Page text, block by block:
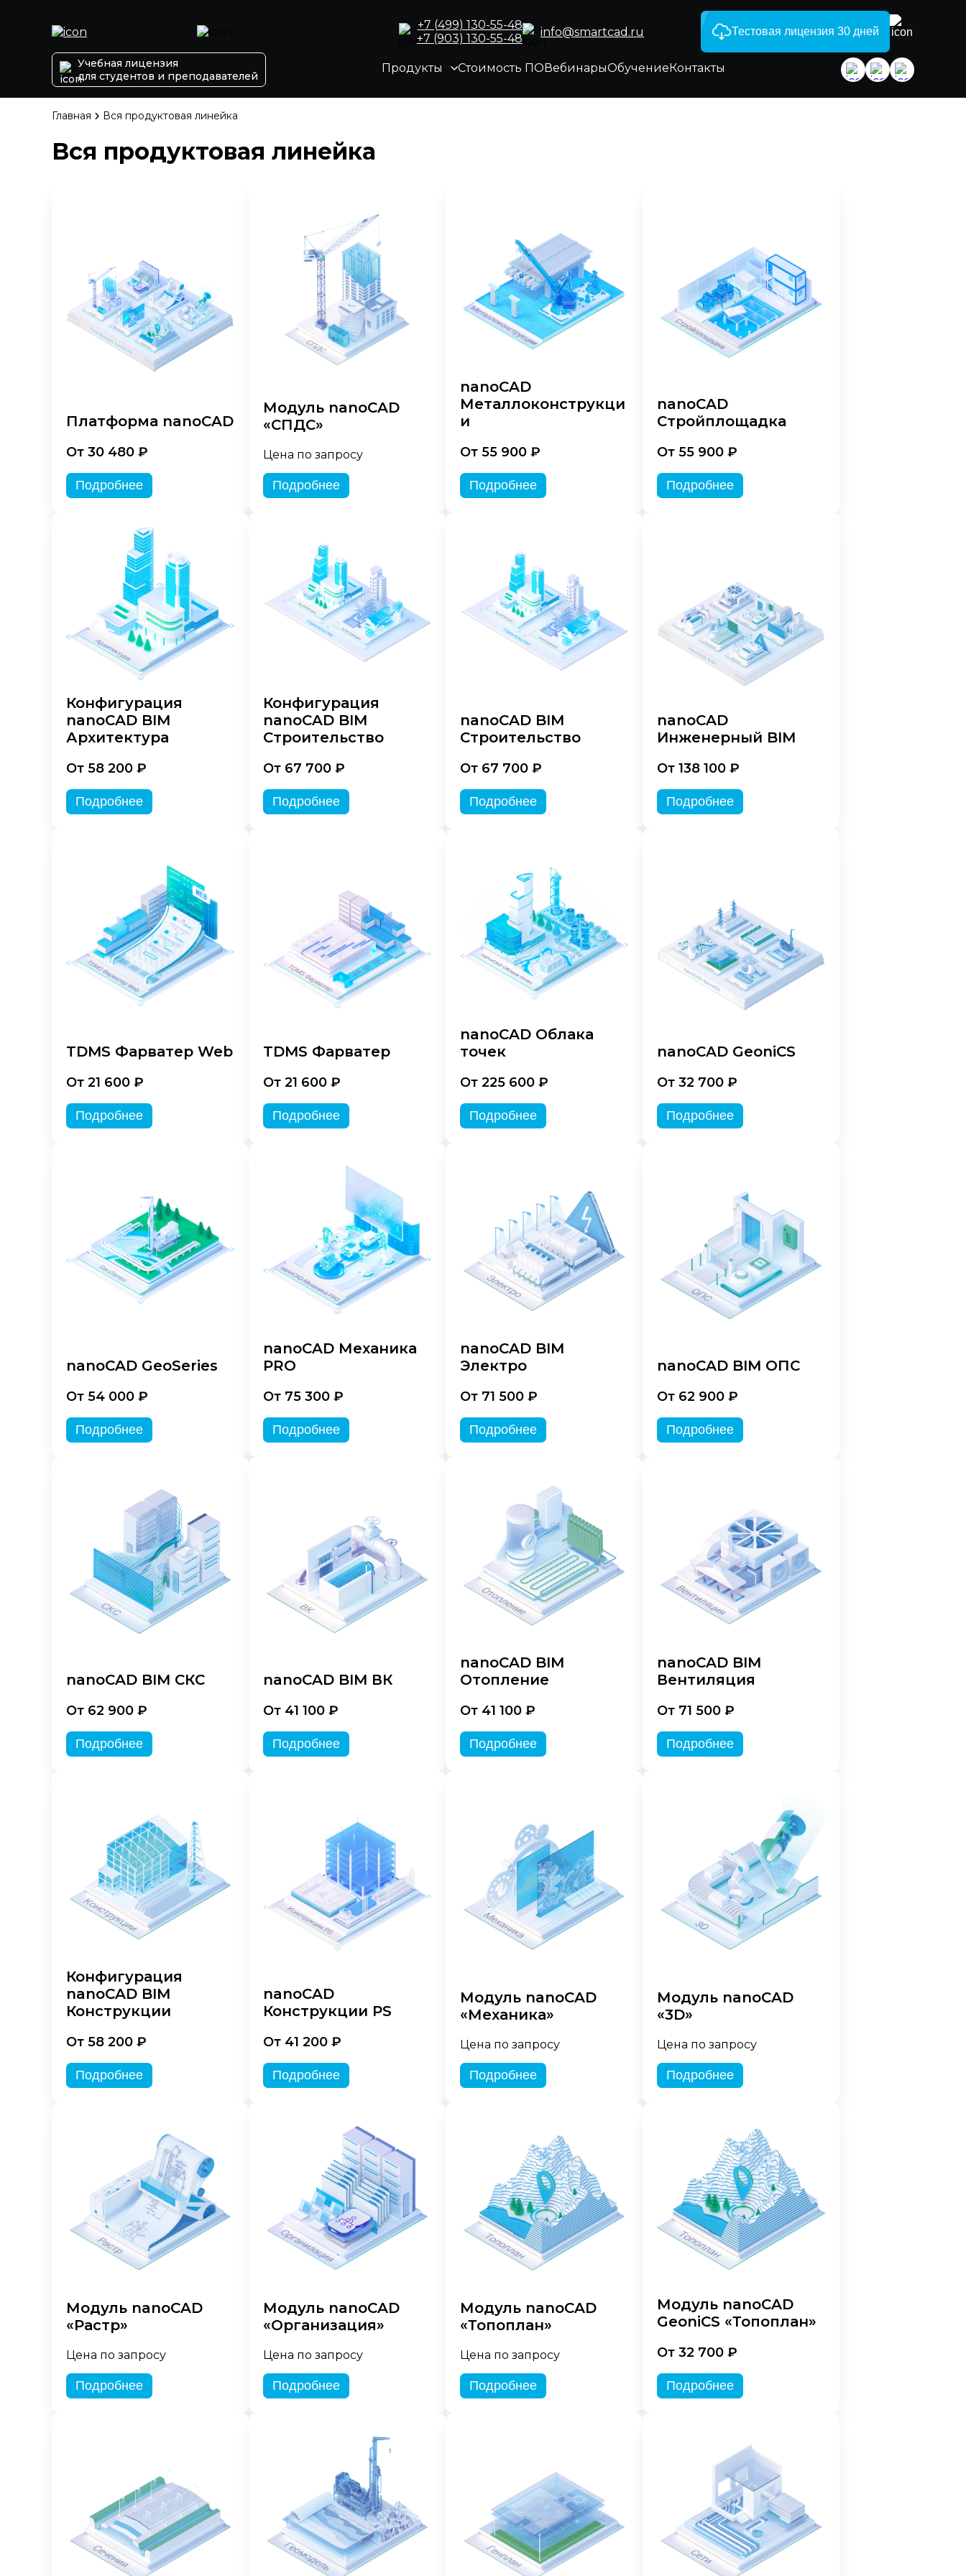
+7 (499) 130-55-48
+7 (903) 130-55-48
info@smartcad.ru Тестовая лицензия 30 дней
Учебная лицензия
для студентов и преподавателей
Продукты Стоимость ПОВебинарыОбучениеКонтакты
Главная Вся продуктовая линейка
Вся продуктовая линейка
Платформа nanoCAD
От 30 480 ₽
Подробнее
Модуль nanoCAD
«СПДС»
Цена по запросу
Подробнее
nanoCAD
Металлоконструкци
и
От 55 900 ₽
Подробнее
nanoCAD
Стройплощадка
От 55 900 ₽
Подробнее
Конфигурация
nanoCAD BIM
Архитектура
От 58 200 ₽
Подробнее
Конфигурация
nanoCAD BIM
Строительство
От 67 700 ₽
Подробнее
nanoCAD BIM
Строительство
От 67 700 ₽
Подробнее
nanoCAD
Инженерный BIM
От 138 100 ₽
Подробнее
TDMS Фарватер Web
От 21 600 ₽
Подробнее
TDMS Фарватер
От 21 600 ₽
Подробнее
nanoCAD Облака
точек
От 225 600 ₽
Подробнее
nanoCAD GeoniCS
От 32 700 ₽
Подробнее
nanoCAD GeoSeries
От 54 000 ₽
Подробнее
nanoCAD Механика
PRO
От 75 300 ₽
Подробнее
nanoCAD BIM
Электро
От 71 500 ₽
Подробнее
nanoCAD BIM ОПС
От 62 900 ₽
Подробнее
nanoCAD BIM СКС
От 62 900 ₽
Подробнее
nanoCAD BIM ВК
От 41 100 ₽
Подробнее
nanoCAD BIM
Отопление
От 41 100 ₽
Подробнее
nanoCAD BIM
Вентиляция
От 71 500 ₽
Подробнее
Конфигурация
nanoCAD BIM
Конструкции
От 58 200 ₽
Подробнее
nanoCAD
Конструкции PS
От 41 200 ₽
Подробнее
Модуль nanoCAD
«Механика»
Цена по запросу
Подробнее
Модуль nanoCAD
«3D»
Цена по запросу
Подробнее
Модуль nanoCAD
«Растр»
Цена по запросу
Подробнее
Модуль nanoCAD
«Организация»
Цена по запросу
Подробнее
Модуль nanoCAD
«Топоплан»
Цена по запросу
Подробнее
Модуль nanoCAD
GeoniCS «Топоплан»
От 32 700 ₽
Подробнее